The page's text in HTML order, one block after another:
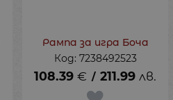
Рампа за игра Боча
Код: 7238492523
108.39 € / 211.99 лв.